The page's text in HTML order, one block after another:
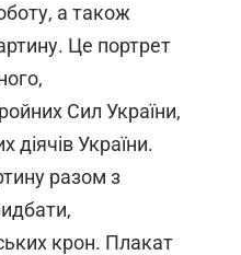
а також
Це портрет
Сил України,
діячів України.
разом з
крон. Плакат